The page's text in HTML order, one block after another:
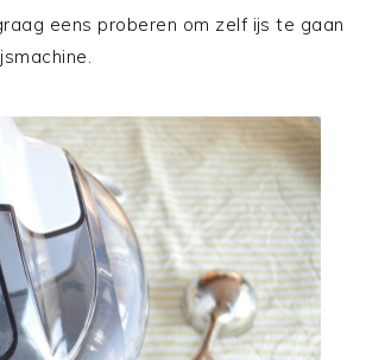
eens proberen om zelf ijs te gaan